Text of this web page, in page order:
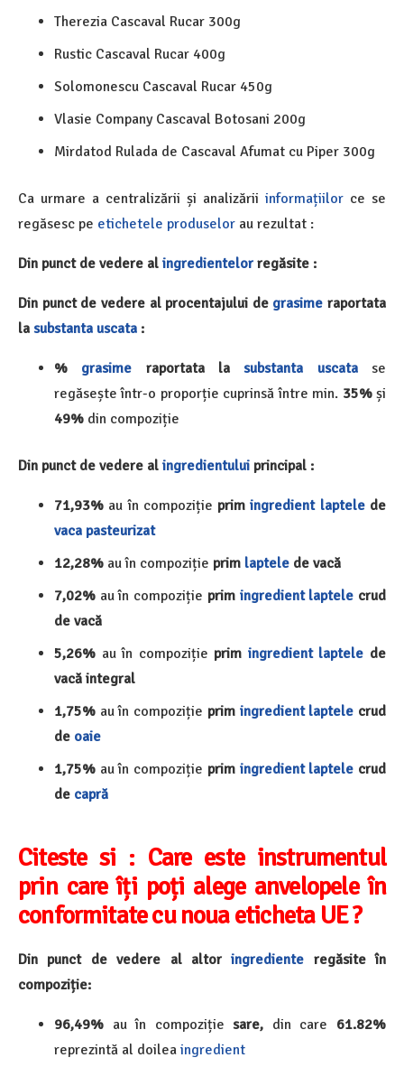
Therezia Cascaval Rucar 300g
Rustic Cascaval Rucar 400g
Solomonescu Cascaval Rucar 450g
Vlasie Company Cascaval Botosani 200g
Mirdatod Rulada de Cascaval Afumat cu Piper 300g
Ca urmare a centralizării și analizării informațiilor ce se
regăsesc pe etichetele produselor au rezultat :
Din punct de vedere al ingredientelor regăsite :
Din punct de vedere al procentajului de grasime raportata
la substanta uscata :
% grasime raportata la substanta uscata se
regăsește într-o proporție cuprinsă între min. 35%și
49% din compoziție
Din punct de vedere al ingredientului principal :
71,93% au în compoziție primingredientlaptelede
vaca pasteurizat
12,28% au în compoziție prim laptele de vacă
7,02% au în compoziție primingredient laptele crud
de vacă
5,26% au în compoziție prim ingredientlaptele de
vacă integral
1,75% au în compoziție primingredient laptele crud
de oaie
1,75% au în compoziție prim ingredient laptele crud
de capră
Citeste si : Care este instrumentul
prin care îți poți alege anvelopele în
conformitate cu noua eticheta UE ?
Din punct de vedere al altoringrediente regăsite în
compoziție:
96,49% au în compoziție sare, din care 61.82%
reprezintă al doilea ingredient